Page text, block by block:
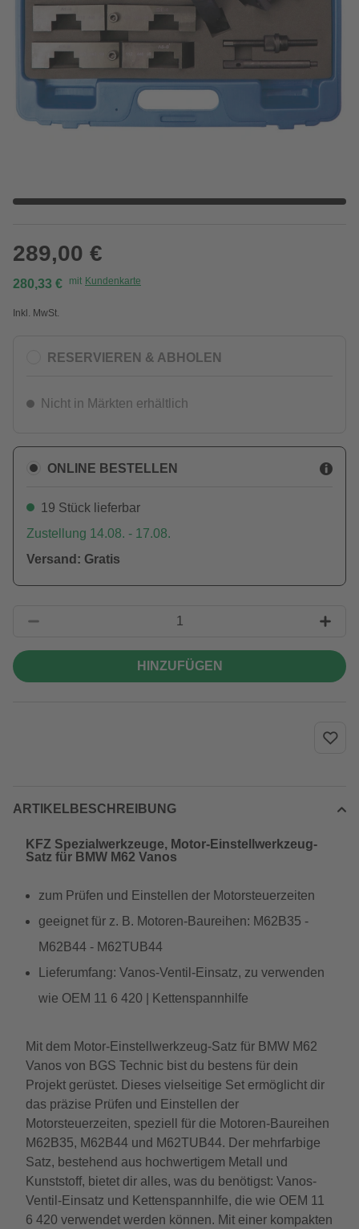
289,00 €
280,33 € mit Kundenkarte
Inkl. MwSt.
RESERVIEREN & ABHOLEN
Nicht in Märkten erhältlich
ONLINE BESTELLEN
19 Stück lieferbar
Zustellung 14.08. - 17.08.
Versand: Gratis
HINZUFÜGEN
ARTIKELBESCHREIBUNG
KFZ Spezialwerkzeuge, Motor-Einstellwerkzeug-
Satz für BMW M62 Vanos
zum Prüfen und Einstellen der Motorsteuerzeiten
geeignet für z. B. Motoren-Baureihen: M62B35 -
M62B44 - M62TUB44
Lieferumfang: Vanos-Ventil-Einsatz, zu verwenden
wie OEM 11 6 420 | Kettenspannhilfe
Mit dem Motor-Einstellwerkzeug-Satz für BMW M62
Vanos von BGS Technic bist du bestens für dein
Projekt gerüstet. Dieses vielseitige Set ermöglicht dir
das präzise Prüfen und Einstellen der
Motorsteuerzeiten, speziell für die Motoren-Baureihen
M62B35, M62B44 und M62TUB44. Der mehrfarbige
Satz, bestehend aus hochwertigem Metall und
Kunststoff, bietet dir alles, was du benötigst: Vanos-
Ventil-Einsatz und Kettenspannhilfe, die wie OEM 11
6 420 verwendet werden können. Mit einer kompakten